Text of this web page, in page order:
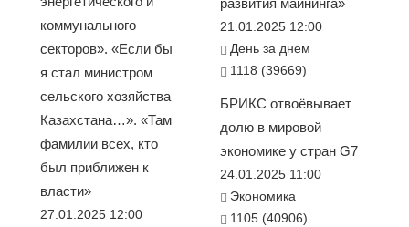
коммунального
секторов». «Если бы
я стал министром
сельского хозяйства
Казахстана…». «Там
фамилии всех, кто
был приближен к
власти»
27.01.2025 12:00
развития майнинга»
21.01.2025 12:00
День за днем
1118 (39669)
БРИКС отвоёвывает
долю в мировой
экономике у стран G7
24.01.2025 11:00
Экономика
1105 (40906)